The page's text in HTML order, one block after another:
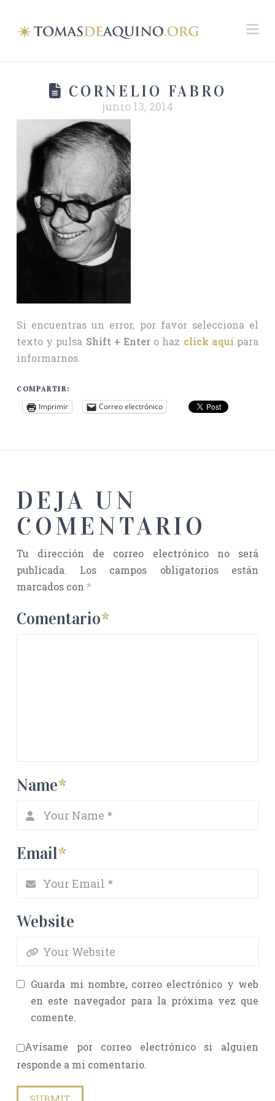
CORNELIO FABRO
junio 13, 2014
Si encuentras un error, por favor selecciona el
texto y pulsa Shift + Enter o haz click aquí para
informarnos.
COMPARTIR:
Imprimir Correo electrónico
DEJA UN
COMENTARIO
Tu dirección de correo electrónico no será
publicada.
Los campos obligatorios están
marcados con *
Comentario*
Name*
Email*
Website
Guarda mi nombre, correo electrónico y web
en este navegador para la próxima vez que
comente.
Avísame por correo electrónico si alguien
responde a mi comentario.